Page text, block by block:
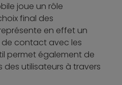
joue un rôle
final des
en effet un
contact avec les
permet également de
utilisateurs à travers